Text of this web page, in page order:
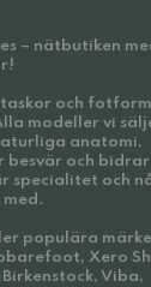
– nätbutiken
och
modeller vi
anatomi,
besvär och bidrar
specialitet och
populära
Xero
Viba,